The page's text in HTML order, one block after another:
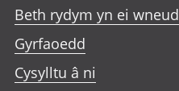
Beth rydym yn ei wneud
Gyrfaoedd
Cysylltu â ni